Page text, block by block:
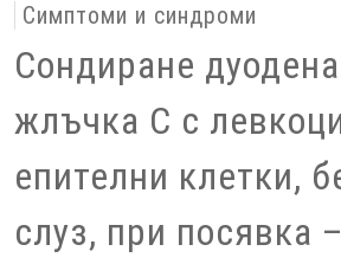
Симптоми и синдроми
Сондиране
жлъчка C с
епителни клетки,
слуз, при посявка –